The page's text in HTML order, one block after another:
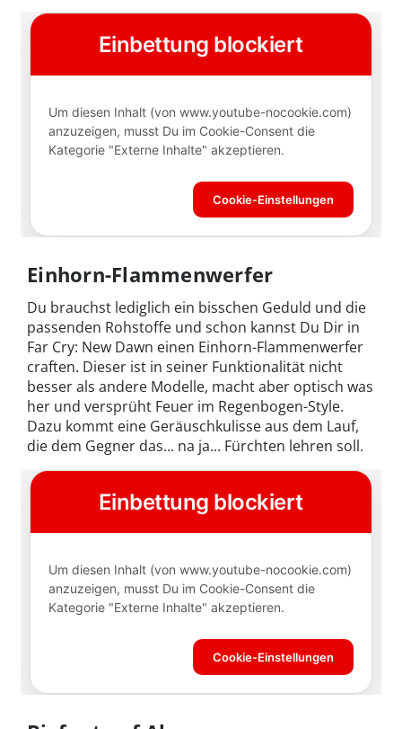
Einhorn-Flammenwerfer
Du brauchst lediglich ein bisschen Geduld und die
passenden Rohstoffe und schon kannst Du Dir in
Far Cry: New Dawn einen Einhorn-Flammenwerfer
craften. Dieser ist in seiner Funktionalität nicht
besser als andere Modelle, macht aber optisch was
her und versprüht Feuer im Regenbogen-Style.
Dazu kommt eine Geräuschkulisse aus dem Lauf,
die dem Gegner das... na ja... Fürchten lehren soll.